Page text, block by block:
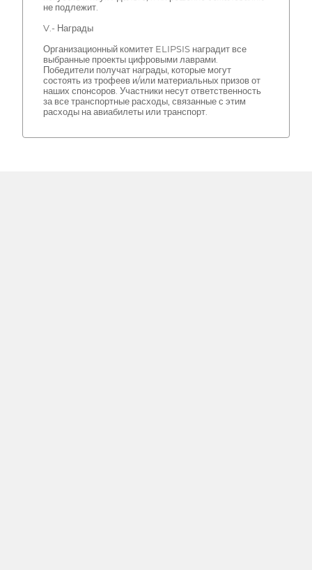
не подлежит.
V.- Награды
Организационный комитет ELIPSIS наградит все
выбранные проекты цифровыми лаврами.
Победители получат награды, которые могут
состоять из трофеев и/или материальных призов от
наших спонсоров. Участники несут ответственность
за все транспортные расходы, связанные с этим
расходы на авиабилеты или транспорт.